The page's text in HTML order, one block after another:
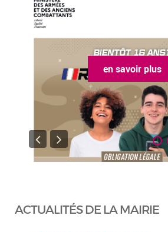
en savoir plus
ACTUALITÉS DE LA MAIRIE